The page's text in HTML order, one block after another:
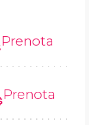
Prenota
Prenota